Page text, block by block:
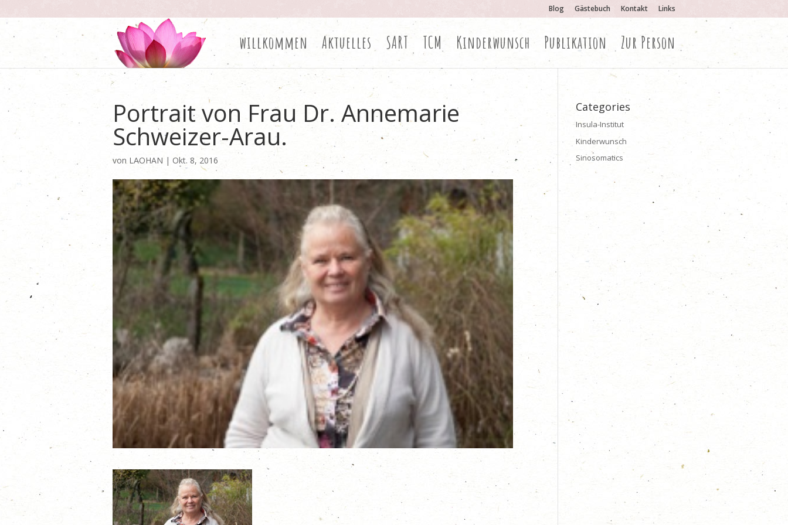
Blog Gästebuch Kontakt Links
willkommen Aktuelles SART TCM Kinderwunsch Publikation Zur Person
Portrait von Frau Dr. Annemarie
Schweizer-Arau.
von LAOHAN | Okt. 8, 2016
Categories
Insula-Institut
Kinderwunsch
Sinosomatics